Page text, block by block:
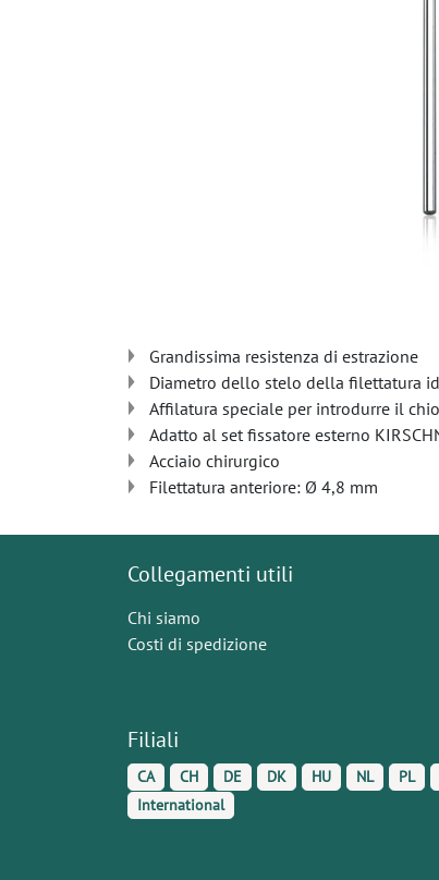
Grandissima resistenza di estrazione
Diametro dello stelo della filettatura
Affilatura speciale per introdurre il
Adatto al set fissatore esterno
Acciaio chirurgico
Filettatura anteriore: Ø 4,8 mm
Collegamenti utili
Chi siamo
Costi di spedizione
Filiali
CA CH DE DK HU NL PL
International